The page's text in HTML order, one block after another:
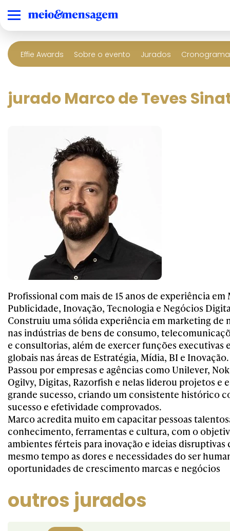
Effie Awards Sobre o evento Jurados
jurado Marco de Teves
Profissional com mais de 15 anos de experiência
Publicidade, Inovação, Tecnologia e Negócios
Construiu uma sólida experiência em marketing de
nas indústrias de bens de consumo,
e consultorias, além de exercer funções executivas
globais nas áreas de Estratégia, Mídia, BI e Inovação.
Passou por empresas e agências como Unilever,
Ogilvy, Digitas, Razorfish e nelas liderou projetos e
grande sucesso, criando um consistente histórico
sucesso e efetividade comprovados.
Marco acredita muito em capacitar pessoas
conhecimento, ferramentas e cultura, com o
ambientes férteis para inovação e ideias disruptivas
mesmo tempo as dores e necessidades do ser
oportunidades de crescimento marcas e negócios
outros jurados